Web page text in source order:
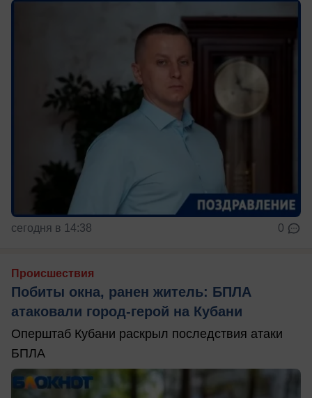
сегодня в 14:38 0
Происшествия
Побиты окна, ранен житель: БПЛА
атаковали город-герой на Кубани
Оперштаб Кубани раскрыл последствия атаки
БПЛА